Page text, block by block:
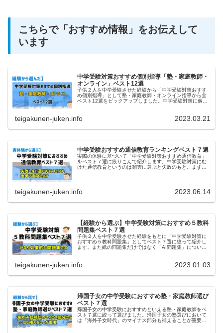
こちらで「おすすめ情報」をお伝えして
います
中学受験対策おすすめ個別指導「塾・家庭教師・
オンライン」ベスト12選
子供２人を中学受験させた経験から「中学受験対策おすす
め個別指導」として塾・家庭教師・オンライン指導から全
ベスト12選をピックアップしました。中学受験対策に個別
teigakunen-juken.info 2023.03.21
中学受験おすすめ通信教育ランキングベスト７選
実際の体験に基づいて「中学受験対策おすすめ通信教育」
をベスト７選に絞りこんで紹介します。中学受験対策にむ
けた通信教育というのは闇雲に選ぶと失敗のもと。まずは
teigakunen-juken.info 2023.06.14
【経験から選ぶ】中学受験対策におすすめ５教科
問題集ベスト７選
子供２人を中学受験させた経験をもとに「中学受験対策に
おすすめ５教科問題集」としてベスト７選に絞って紹介し
ます。また紙の問題集だけではなく「AI問題集」について
teigakunen-juken.info 2023.01.03
帰国子女の中学受験におすすめ塾・家庭教師選び
ベスト７選
帰国子女の中学受験におすすめといえる塾・家庭教師をベ
スト７選に絞って選びました。帰国子女の塾選びにおいて
は「海外子女時代」のマイナス部分も補えることが重要。